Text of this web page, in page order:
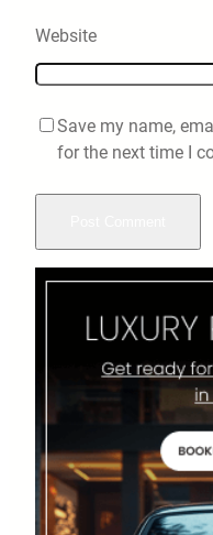
Website
Save my name,
for the next time I